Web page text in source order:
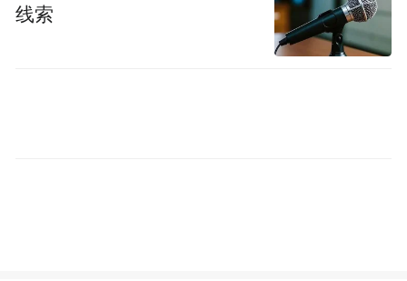
来源：赣州市城市住房服务中心
线索